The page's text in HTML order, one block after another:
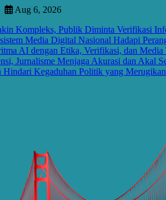
Skip
content
Aug 6, 2026
Publik Diminta Verifikasi Informasi
Digital Nasional Hadapi Perang
Etika, Verifikasi, dan Media
Menjaga Akurasi dan Akal Sehat
Kegaduhan Politik yang Merugikan Publik